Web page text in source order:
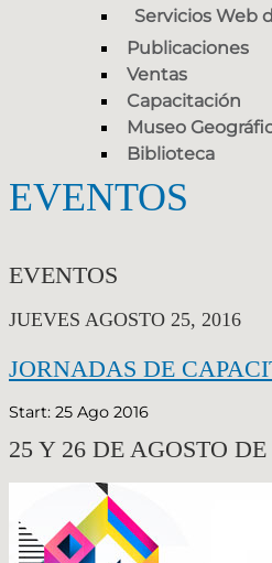
Servicios Web
Publicaciones
Ventas
Capacitación
Museo
Biblioteca
EVENTOS
EVENTOS
JUEVES AGOSTO 25, 2016
JORNADAS DE
Start: 25 Ago 2016
25 Y 26 DE AGOSTO